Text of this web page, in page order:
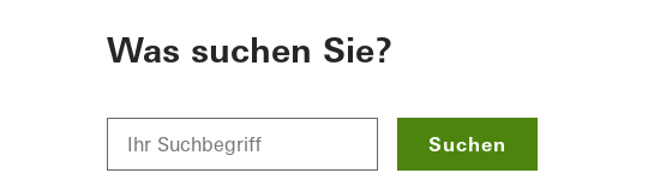
Was suchen Sie?
Suchen